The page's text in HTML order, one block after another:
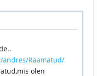
Raamatud/
olen